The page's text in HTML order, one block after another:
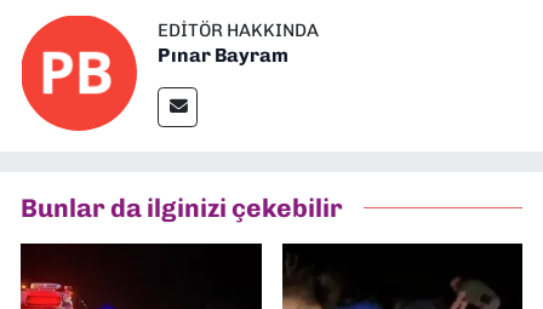
EDITÖR HAKKINDA
Pınar Bayram
Bunlar da ilginizi çekebilir